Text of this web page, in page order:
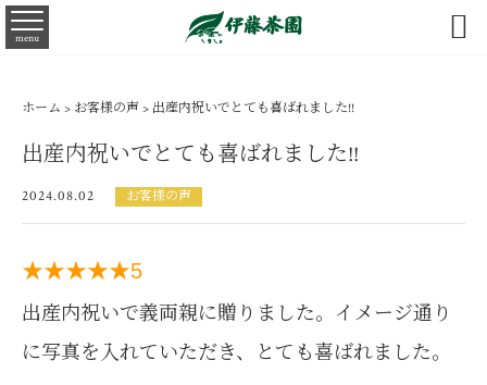
menu 
ホーム > お客様の声 > 出産内祝いでとても喜ばれました!!
出産内祝いでとても喜ばれました!!
2024.08.02 お客様の声
★★★★★5
出産内祝いで義両親に贈りました。イメージ通り
に写真を入れていただき、とても喜ばれました。